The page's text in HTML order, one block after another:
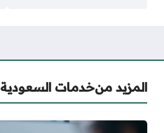
المزيد منخدمات السعودية